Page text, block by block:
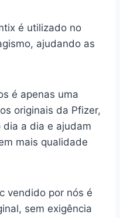
é utilizado no
ajudando as
é apenas uma
originais da Pfizer,
a dia e ajudam
mais qualidade
vendido por nós é
sem exigência